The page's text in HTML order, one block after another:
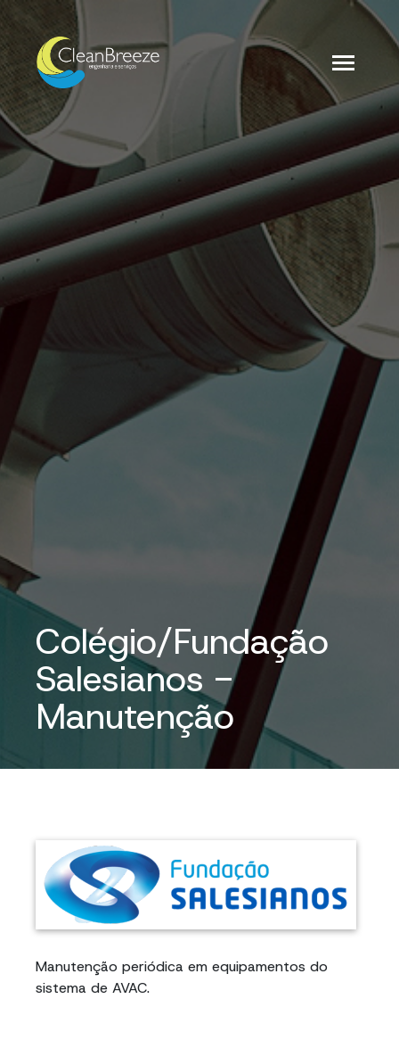
Colégio/Fundação
Salesianos -
Manutenção
Manutenção periódica em equipamentos do
sistema de AVAC.